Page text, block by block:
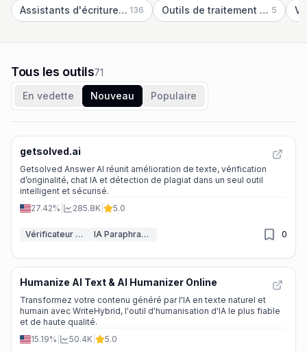
Assistants d'écriture IA 136 Outils de traitement de texte par IA 5
Tous les outils71
En vedette
Nouveau Populaire
getsolved.ai
Getsolved Answer AI réunit amélioration de texte, vérification
d’originalité, chat IA et détection de plagiat dans un seul outil
intelligent et sécurisé.
27.42%
285.8K 5.0
Vérificateur de plagiat IA IA Paraphraseur 0
Humanize AI Text & AI Humanizer Online
Transformez votre contenu généré par l'IA en texte naturel et
humain avec WriteHybrid, l'outil d'humanisation d'IA le plus fiable
et de haute qualité.
15.19%
50.4K 5.0